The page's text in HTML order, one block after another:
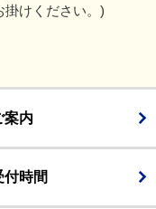
掛けください。)
案内
付時間